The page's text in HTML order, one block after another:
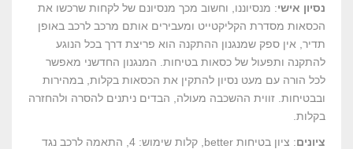
נסיון אישי: מנסיוננו, וחשוב מכך מנסיונם של לקחות שרכשו את
הכסאות מסדרת הקליקטייט ומעבירים אותם מרכב לרכב באופן
תדיר, אין ספק שמנגנון ההתקנה הוא פריצת דרך בכל הנוגע
להתקנה ותפעול של כסאות בטיחות. המנגנון החדשני מאפשר
לכל הורה עם מעט נסיון להתקין את הכסאות בקלות, במהירות
ובבטיחות. זווית ההשכבה מעולה, הבדים ניתנים להסרה ולהחזרה
בקלות.
ציונים
: ציון בטיחות better, קלות שימוש: 4, התאמה לרכב נגד